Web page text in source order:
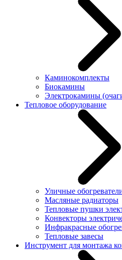
Каминокомплекты
Биокамины
Электрокамины
Тепловое оборудование
Уличные
Масляные радиаторы
Тепловые пушки
Конвекторы
Инфракрасные
Тепловые завесы
Инструмент для монтажа